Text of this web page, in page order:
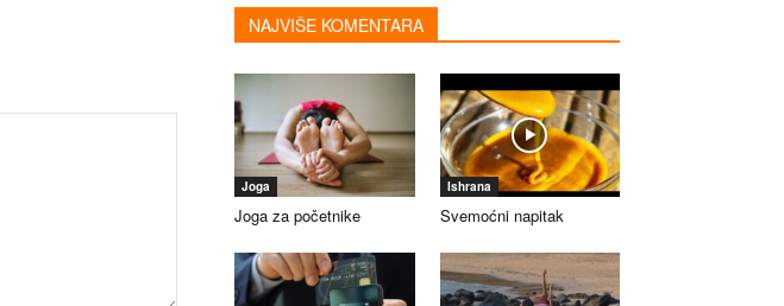
NAJVIŠE KOMENTARA
Joga
Joga za početnike
Ishrana
Svemoćni napitak